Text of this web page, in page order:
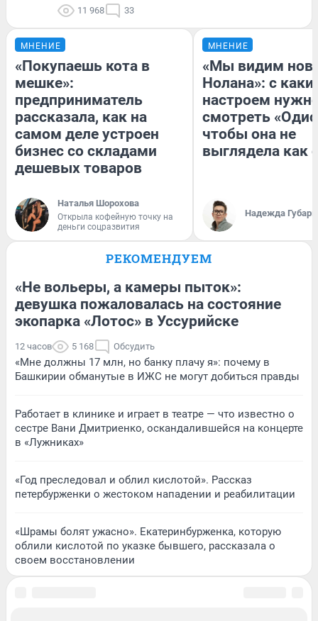
11 968 33
МНЕНИЕ
«Покупаешь кота в
мешке»:
предприниматель
рассказала, как на
самом деле устроен
бизнес со складами
дешевых товаров
Наталья Шорохова
Открыла кофейную точку на
деньги соцразвития
МНЕНИЕ
«Мы видим
Нолана»: с
настроем
смотреть
чтобы она не
выглядела как
Надежда Губарь
РЕКОМЕНДУЕМ
«Не вольеры, а камеры пыток»:
девушка пожаловалась на состояние
экопарка «Лотос» в Уссурийске
12 часов 5 168 Обсудить
«Мне должны 17 млн, но банку плачу я»: почему в
Башкирии обманутые в ИЖС не могут добиться правды
Работает в клинике и играет в театре — что известно о
сестре Вани Дмитриенко, оскандалившейся на концерте
в «Лужниках»
«Год преследовал и облил кислотой». Рассказ
петербурженки о жестоком нападении и реабилитации
«Шрамы болят ужасно». Екатеринбурженка, которую
облили кислотой по указке бывшего, рассказала о
своем восстановлении